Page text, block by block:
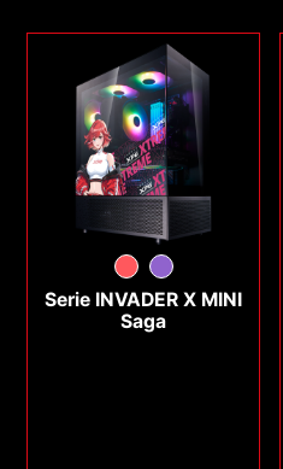
Serie INVADER X MINI
Saga